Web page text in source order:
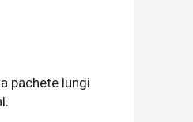
pachete lungi